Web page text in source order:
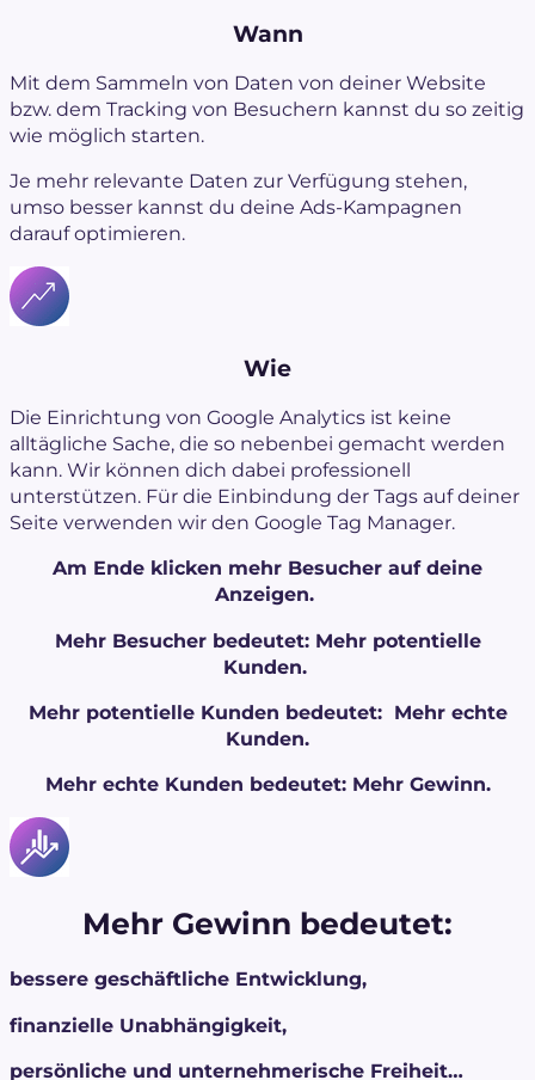
Wann
Mit dem Sammeln von Daten von deiner Website
bzw. dem Tracking von Besuchern kannst du so zeitig
wie möglich starten.
Je mehr relevante Daten zur Verfügung stehen,
umso besser kannst du deine Ads-Kampagnen
darauf optimieren.
Wie
Die Einrichtung von Google Analytics ist keine
alltägliche Sache, die so nebenbei gemacht werden
kann. Wir können dich dabei professionell
unterstützen. Für die Einbindung der Tags auf deiner
Seite verwenden wir den Google Tag Manager.
Am Ende klicken mehr Besucher auf deine
Anzeigen.
Mehr Besucher bedeutet: Mehr potentielle
Kunden.
Mehr potentielle Kunden bedeutet: Mehr echte
Kunden.
Mehr echte Kunden bedeutet: Mehr Gewinn.
Mehr Gewinn bedeutet:
bessere geschäftliche Entwicklung,
finanzielle Unabhängigkeit,
persönliche und unternehmerische Freiheit…